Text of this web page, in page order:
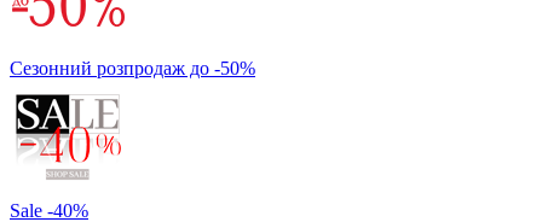
Сезонний розпродаж до -50%
Sale -40%